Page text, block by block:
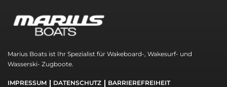
Marius Boats ist Ihr Spezialist für Wakeboard-, Wakesurf- und
Wasserski- Zugboote.
IMPRESSUM DATENSCHUTZ BARRIEREFREIHEIT